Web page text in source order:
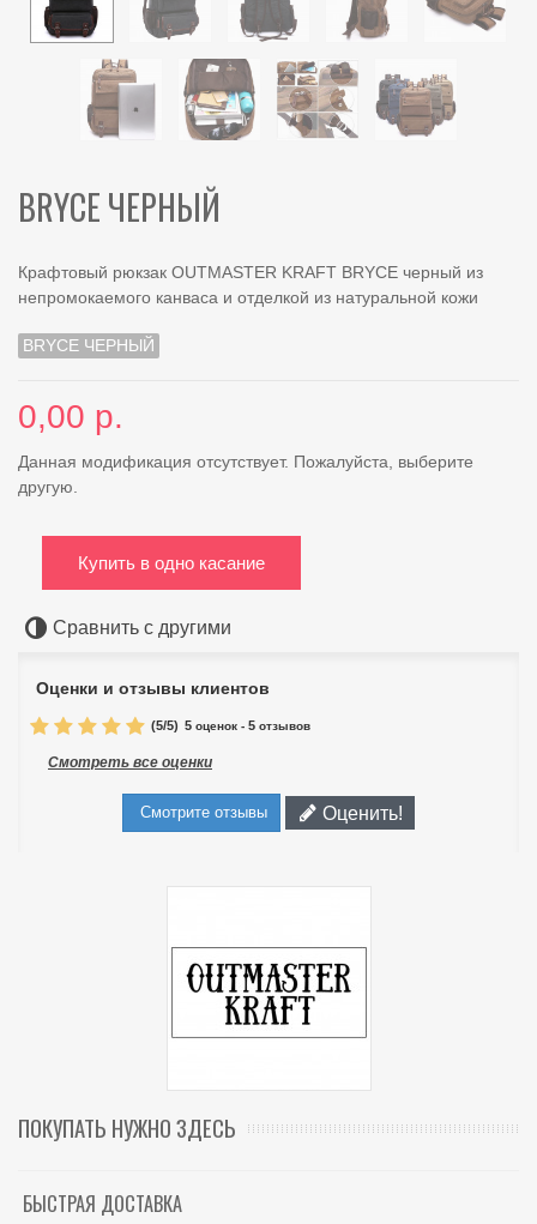
BRYCE ЧЕРНЫЙ
Крафтовый рюкзак OUTMASTER KRAFT BRYCE черный из
непромокаемого канваса и отделкой из натуральной кожи
BRYCE ЧЕРНЫЙ
0,00 р.
Данная модификация отсутствует. Пожалуйста, выберите
другую.
Купить в одно касание
Сравнить с другими
Оценки и отзывы клиентов
(5/5) 5 оценок - 5 отзывов
Смотреть все оценки
Смотрите отзывы Оценить!
ПОКУПАТЬ НУЖНО ЗДЕСЬ
БЫСТРАЯ ДОСТАВКА